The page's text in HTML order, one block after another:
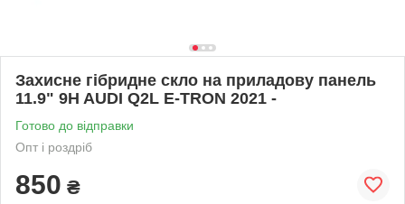
Захисне гібридне скло на приладову панель
11.9" 9H AUDI Q2L E-TRON 2021 -
Готово до відправки
Опт і роздріб
850 ₴